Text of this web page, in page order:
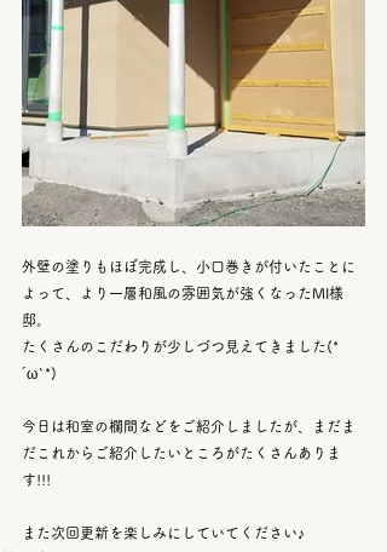
外壁の塗りもほぼ完成し、小口巻きが付いたことに
よって、より一層和風の雰囲気が強くなったMI様
邸。
たくさんのこだわりが少しづつ見えてきました(*
´ω`*)
今日は和室の欄間などをご紹介しましたが、まだま
だこれからご紹介したいところがたくさんありま
す!!!
また次回更新を楽しみにしていてください♪